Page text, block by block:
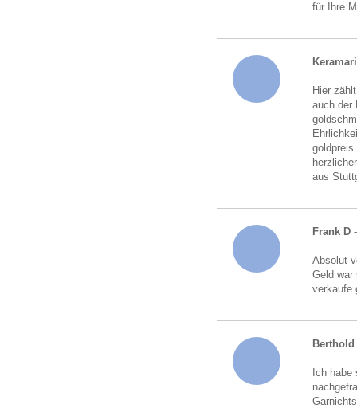
für Ihre
Hier
auch der
goldpreis
aus
Frank D
Absolut
Geld war
verkaufe
Ich